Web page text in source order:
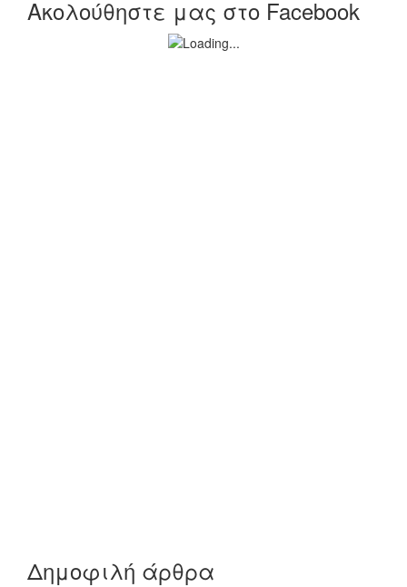
Ακολούθηστε μας στο Facebook
Δημοφιλή άρθρα